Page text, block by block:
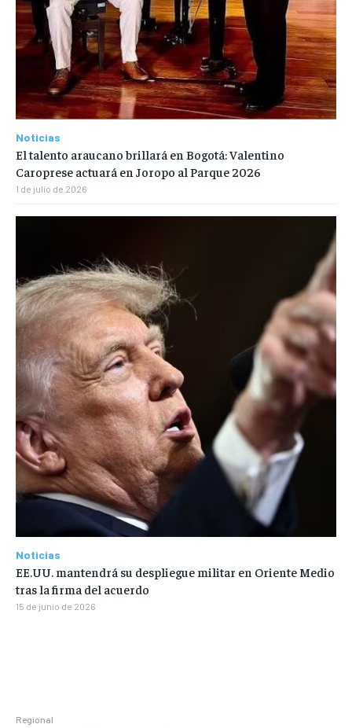
Regional
Noticias
El talento araucano brillará en Bogotá: Valentino
Caroprese actuará en Joropo al Parque 2026
1 de julio de 2026
Noticias
EE.UU. mantendrá su despliegue militar en Oriente Medio
tras la firma del acuerdo
15 de junio de 2026